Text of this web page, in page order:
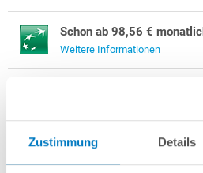
Zustimmung Details
Schon ab 98,56 €
Weitere Informationen